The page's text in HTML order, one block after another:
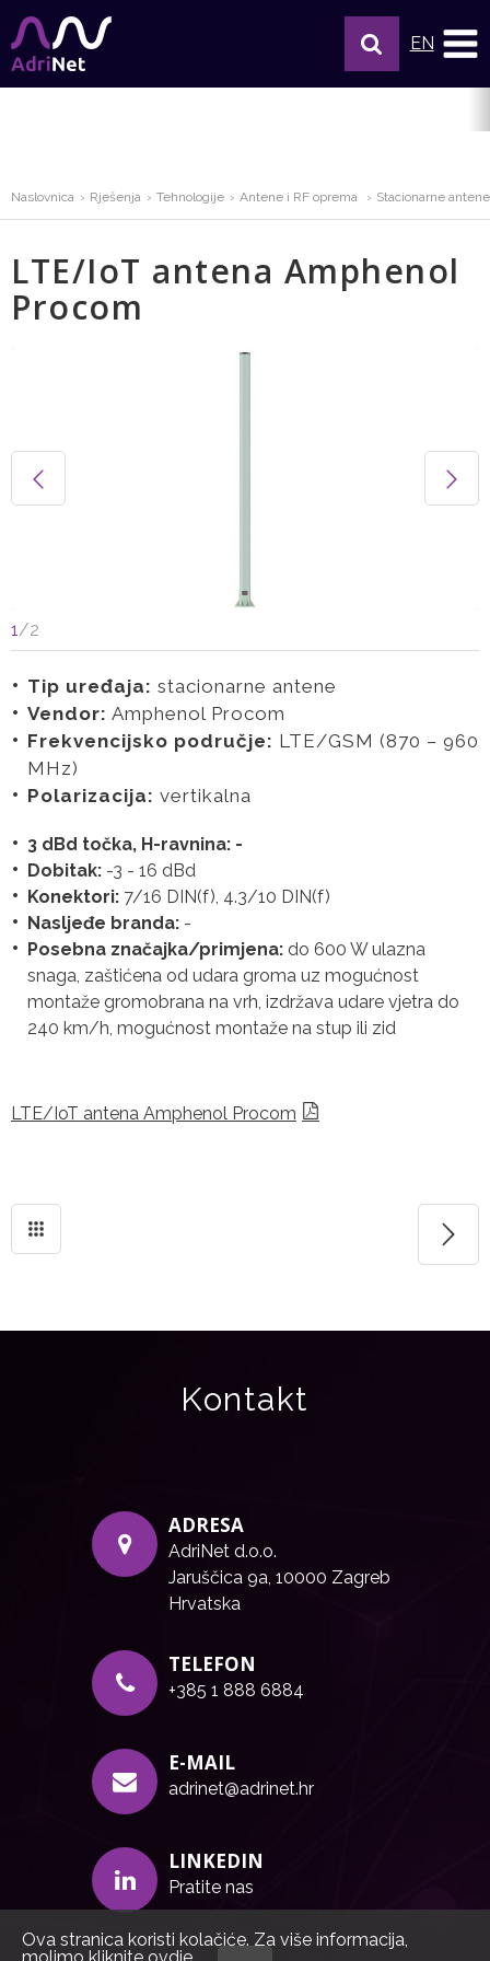
EN
Naslovnica Rješenja Tehnologije Antene i RF oprema Stacionarne antene
LTE/IoT antena Amphenol
Procom
1 /2
Tip uređaja: stacionarne antene
Vendor: Amphenol Procom
Frekvencijsko područje: LTE/GSM (870 – 960
MHz)
Polarizacija: vertikalna
3 dBd točka, H-ravnina: -
Dobitak: -3 - 16 dBd
Konektori: 7/16 DIN(f), 4.3/10 DIN(f)
Nasljeđe branda: -
Posebna značajka/primjena: do 600 W ulazna
snaga, zaštićena od udara groma uz mogućnost
montaže gromobrana na vrh, izdržava udare vjetra do
240 km/h, mogućnost montaže na stup ili zid
LTE/IoT antena Amphenol Procom
Kontakt
ADRESA
AdriNet d.o.o.
Jaruščica 9a, 10000 Zagreb
Hrvatska
TELEFON
+385 1 888 6884
E-MAIL
adrinet@adrinet.hr
LINKEDIN
Pratite nas
Ova stranica koristi kolačiće. Za više informacija,